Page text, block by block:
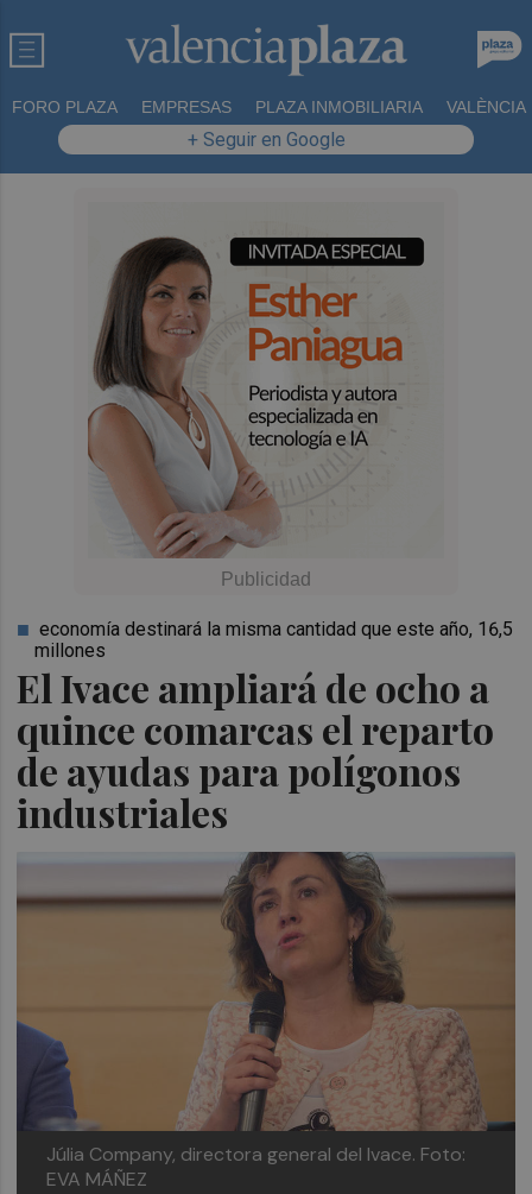
FORO PLAZA EMPRESAS PLAZA INMOBILIARIA VALÈNCIA
+ Seguir en Google
El Ivace ampliará de ocho a
quince comarcas el reparto
de ayudas para polígonos
industriales
economía destinará la misma cantidad que este año, 16,5
millones
Júlia Company, directora general del Ivace. Foto:
EVA MÁÑEZ